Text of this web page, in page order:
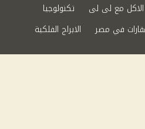
مع لى لى
تكنولوجيا
في مصر
الابراج الفلكية